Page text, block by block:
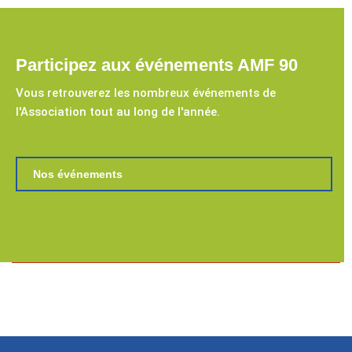
Participez aux événements AMF 90
Vous retrouverez les nombreux événements de
l'Association tout au long de l'année.
Nos événements